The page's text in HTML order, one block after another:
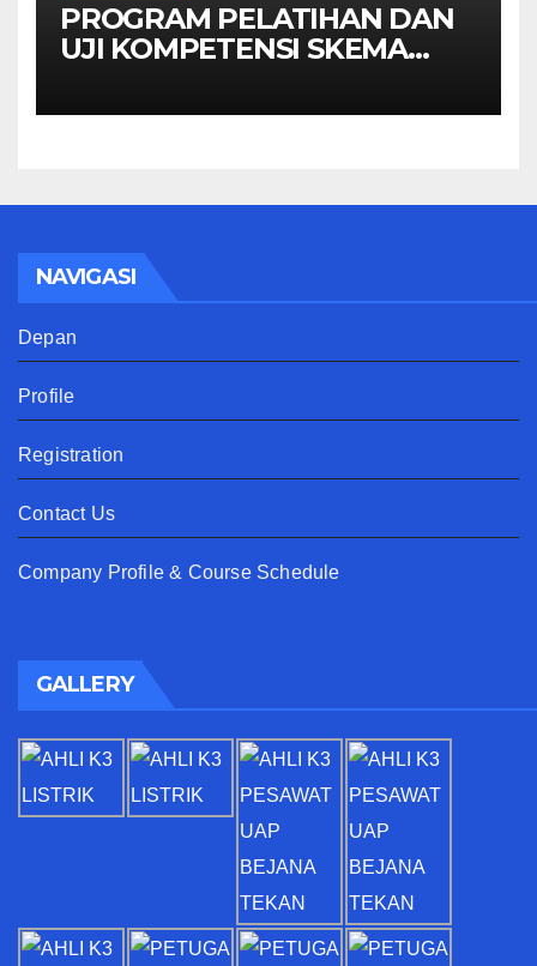
PROGRAM PELATIHAN DAN
UJI KOMPETENSI SKEMA
JAUH
NAVIGASI
Depan
Profile
Registration
Contact Us
Company Profile & Course Schedule
GALLERY